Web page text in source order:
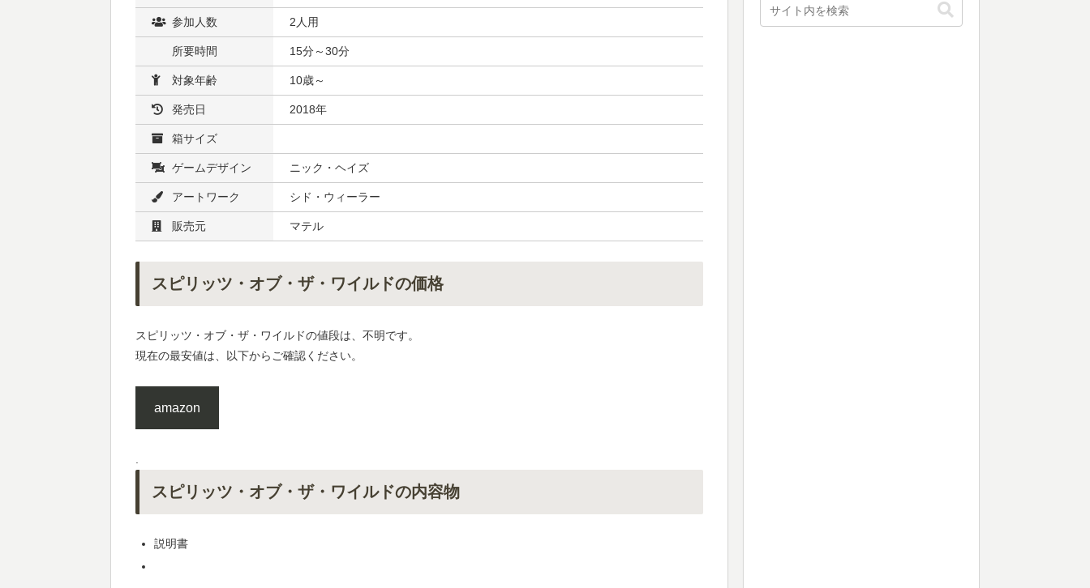
参加人数 2人用
所要時間 15分～30分
対象年齢 10歳～
発売日 2018年
箱サイズ
ゲームデザイン ニック・ヘイズ
アートワーク シド・ウィーラー
販売元 マテル
スピリッツ・オブ・ザ・ワイルドの価格
スピリッツ・オブ・ザ・ワイルドの値段は、不明です。
現在の最安値は、以下からご確認ください。
amazon
.
スピリッツ・オブ・ザ・ワイルドの内容物
説明書